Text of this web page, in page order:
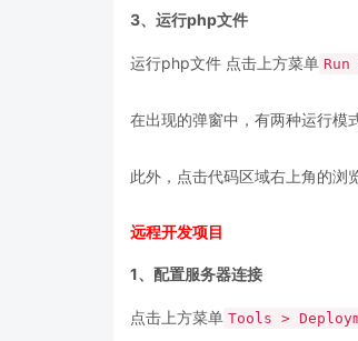
3、运行php文件
运行php文件 点击上方菜单 Run
在出现的弹窗中，有两种运行模
此外，点击代码区域右上角的浏
远程开发项目
1、配置服务器连接
点击上方菜单 Tools >